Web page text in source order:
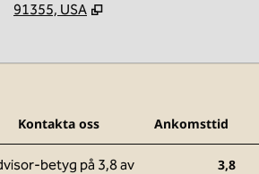
91355, USA
Kontakta oss Ankomsttid
3,8